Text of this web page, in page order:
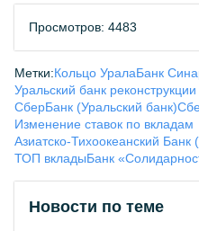
Просмотров: 4483
Метки:Кольцо УралаБанк
Уральский банк
СберБанк (Уральский банк)
Изменение ставок по вкладам
Азиатско-Тихоокеанский Банк
ТОП вкладыБанк
Новости по теме